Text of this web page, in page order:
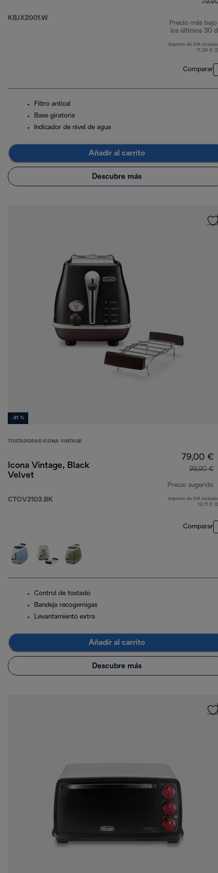
KBJX2001.W
Precio más bajo
los últimos 30
Importe de IVA
11,09 €
Comparar
Filtro antical
Base giratoria
Indicador de nivel de agua
Añadir al carrito
Descubre más
-21 %
TOSTADORAS ICONA VINTAGE
Icona Vintage, Black
Velvet
CTOV2103.BK
79,00 €
99,90 €
Precio sugerido
Importe de IVA
13,71 €
Comparar
Control de tostado
Bandeja recogemigas
Levantamiento extra
Añadir al carrito
Descubre más